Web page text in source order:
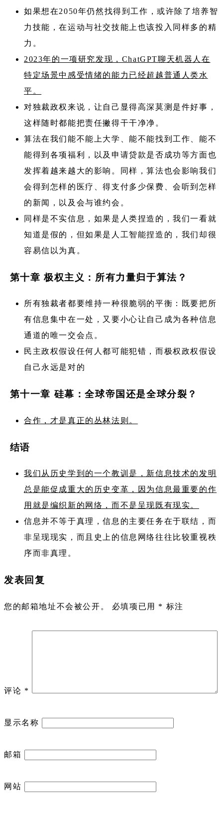
如果想在2050年仍然找得到工作，或许除了培养智
力技能，在运动与社交技能上也该投入同样多的精
力。
2023年的一项研究发现，ChatGPT聊天机器人在
特定场景中感受情绪的能力已经超越普通人类水
平。
对独裁政权来说，让自己显得高深莫测是件好事，
这样随时都能把责任撇得干干净净。
算法在我们能不能上大学、能不能找到工作、能不
能得到各项福利，以及申请贷款是否成功等方面也
发挥着越来越大的影响。同样，算法也会影响我们
会得到怎样的医疗、得支付多少保费、会听到怎样
的新闻，以及会与谁约会。
同样是不实信息，如果是人类捏造的，我们一看就
知道是假的，但如果是人工智能捏造的，我们却很
容易信以为真。
第十章 极权主义：所有力量归于算法？
所有独裁者都要维持一种很脆弱的平衡：既要把所
有信息集中在一处，又要小心让自己成为各种信息
通道的唯一交会点。
民主政权假设任何人都可能犯错，而极权政权假设
自己永远是对的
第十一章 硅幕：全球帝国还是全球分裂？
合作，才是真正的丛林法则。
结语
我们从历史学到的一个教训是，新信息技术的发明
总是能促成重大的历史变革，因为信息最重要的作
用就是编织新的网络，而不是呈现既有现实。
信息并不等于真理，信息的主要任务在于联结，而
非呈现现实，而且史上的信息网络往往比较重视秩
序而非真理。
发表回复
您的邮箱地址不会被公开。 必填项已用 * 标注
评论 *
显示名称
邮箱
网站